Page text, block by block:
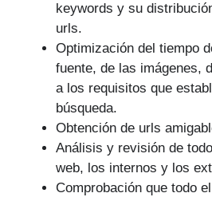
keywords y su
urls.
Optimización del tiempo
fuente, de las imágenes,
a los requisitos que
búsqueda.
Obtención de urls
Análisis y revisión de
web, los internos y los
Comprobación que todo